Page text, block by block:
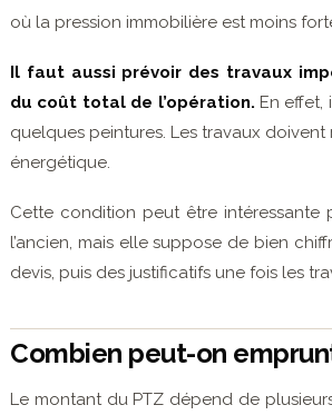
où la pression immobilière est moins
Il faut aussi prévoir des travaux
du coût total de l’opération. En effet,
quelques peintures. Les travaux
énergétique.
Cette condition peut être
l’ancien, mais elle suppose de bien
devis, puis des justificatifs une fois les
Combien peut-on
Le montant du PTZ dépend de